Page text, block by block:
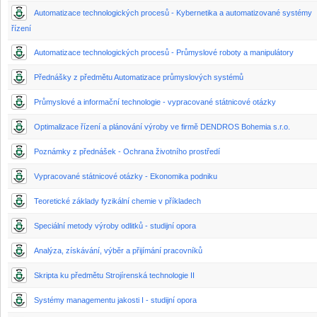
Automatizace technologických procesů - Kybernetika a automatizované systémy
řízení
Automatizace technologických procesů - Průmyslové roboty a manipulátory
Přednášky z předmětu Automatizace průmyslových systémů
Průmyslové a informační technologie - vypracované státnicové otázky
Optimalizace řízení a plánování výroby ve firmě DENDROS Bohemia s.r.o.
Poznámky z přednášek - Ochrana životního prostředí
Vypracované státnicové otázky - Ekonomika podniku
Teoretické základy fyzikální chemie v příkladech
Speciální metody výroby odlitků - studijní opora
Analýza, získávání, výběr a přijímání pracovníků
Skripta ku předmětu Strojírenská technologie II
Systémy managementu jakosti I - studijní opora